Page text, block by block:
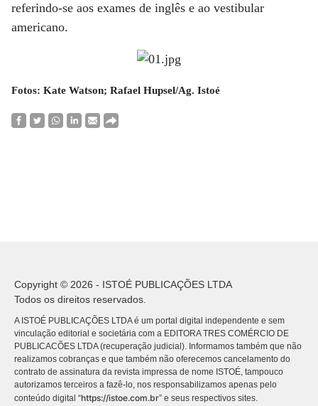
referindo-se aos exames de inglês e ao vestibular
americano.
Fotos: Kate Watson; Rafael Hupsel/Ag. Istoé
Copyright © 2026 - ISTOÉ PUBLICAÇÕES LTDA
Todos os direitos reservados.
A ISTOÉ PUBLICAÇÕES LTDA é um portal digital independente e sem
vinculação editorial e societária com a EDITORA TRES COMÉRCIO DE
PUBLICACÕES LTDA (recuperação judicial). Informamos também que não
realizamos cobranças e que também não oferecemos cancelamento do
contrato de assinatura da revista impressa de nome ISTOÉ, tampouco
autorizamos terceiros a fazê-lo, nos responsabilizamos apenas pelo
conteúdo digital “https://istoe.com.br” e seus respectivos sites.